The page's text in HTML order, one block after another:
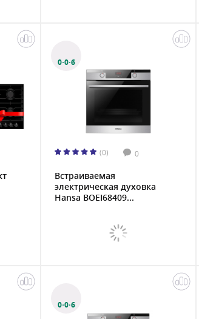
0·0·6
(0) 0
Встраиваемая
электрическая духовка
Hansa BOEI68409...
0·0·6